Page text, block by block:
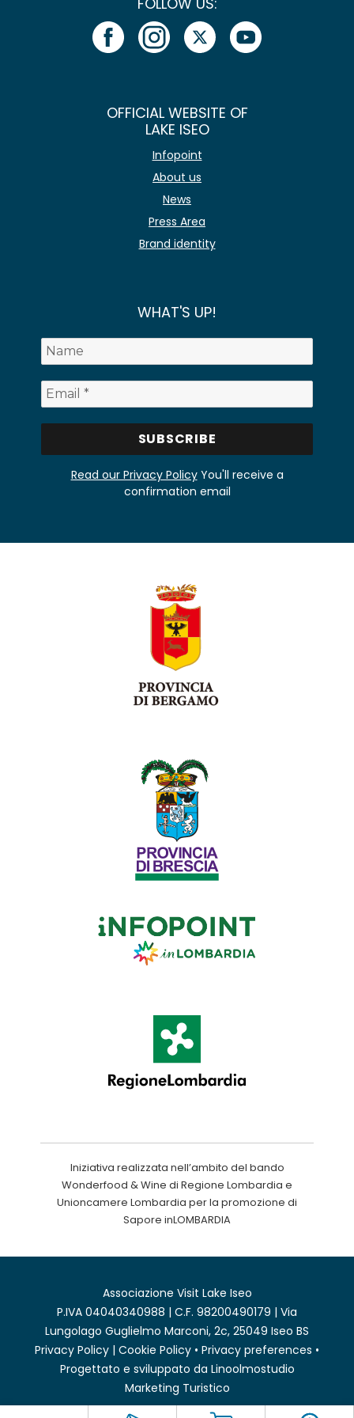
OFFICIAL WEBSITE OF
LAKE ISEO
Infopoint
About us
News
Press Area
Brand identity
WHAT'S UP!
Read our Privacy PolicyYou'll receive a
confirmation email
Iniziativa realizzata nell’ambito del bando
Wonderfood & Wine di Regione Lombardia e
Unioncamere Lombardia per la promozione di
Sapore inLOMBARDIA
Associazione Visit Lake Iseo
P.IVA 04040340988 | C.F. 98200490179 | Via
Lungolago Guglielmo Marconi, 2c, 25049 Iseo BS
Privacy Policy | Cookie Policy • Privacy preferences •
Progettato e sviluppato da Linoolmostudio
Marketing Turistico